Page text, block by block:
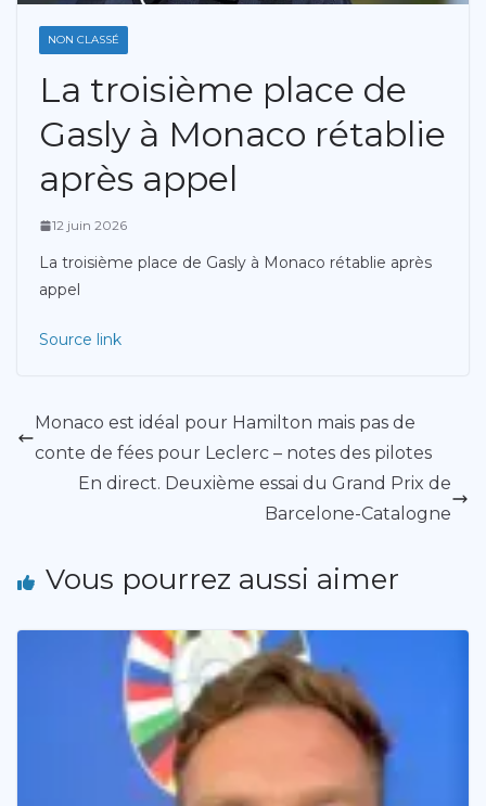
NON CLASSÉ
La troisième place de
Gasly à Monaco rétablie
après appel
12 juin 2026
La troisième place de Gasly à Monaco rétablie après
appel
Source link
Monaco est idéal pour Hamilton mais pas de
conte de fées pour Leclerc – notes des pilotes
En direct. Deuxième essai du Grand Prix de
Barcelone-Catalogne
Vous pourrez aussi aimer